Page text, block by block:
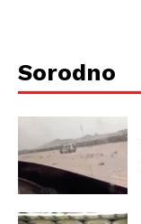
Sorodno